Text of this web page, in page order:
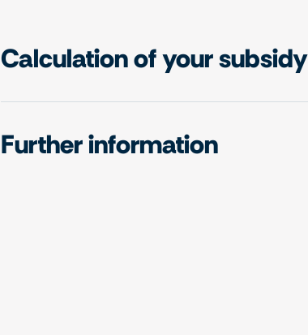
Calculation of your subsidy
Further information